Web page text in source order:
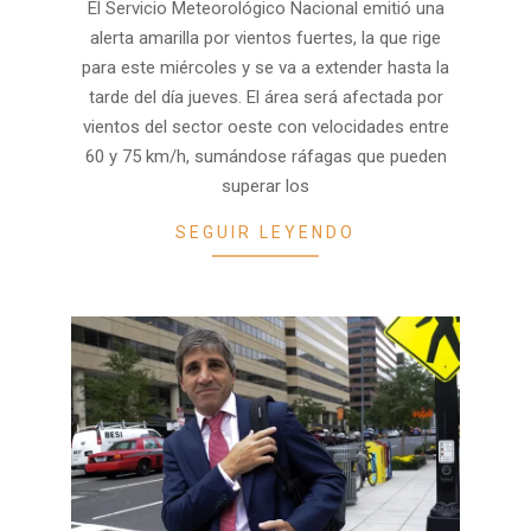
El Servicio Meteorológico Nacional emitió una
alerta amarilla por vientos fuertes, la que rige
para este miércoles y se va a extender hasta la
tarde del día jueves. El área será afectada por
vientos del sector oeste con velocidades entre
60 y 75 km/h, sumándose ráfagas que pueden
superar los
SEGUIR LEYENDO